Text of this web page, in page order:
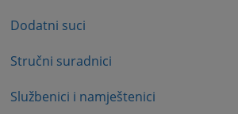
Dodatni suci
Stručni suradnici
Službenici i namještenici